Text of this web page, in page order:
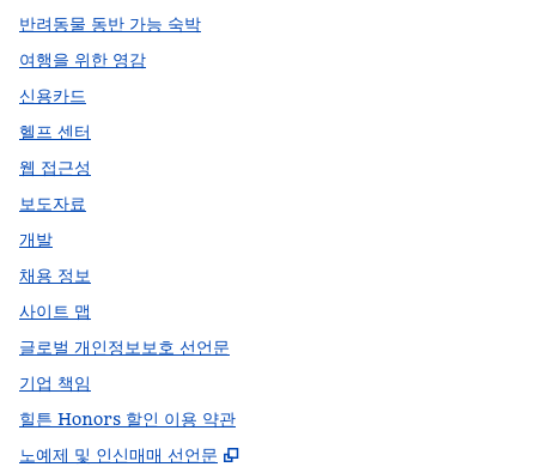
반려동물 동반 가능 숙박
여행을 위한 영감
신용카드
헬프 센터
웹 접근성
보도자료
개발
채용 정보
사이트 맵
글로벌 개인정보보호 선언문
기업 책임
힐튼 Honors 할인 이용 약관
노예제 및 인신매매 선언문
,